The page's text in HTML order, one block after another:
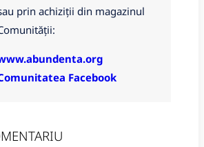
prin achiziții din magazinul
Facebook